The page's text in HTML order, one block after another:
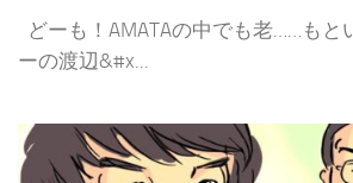
どーも！AMATAの中でも老……もと
ーの渡辺&#x...